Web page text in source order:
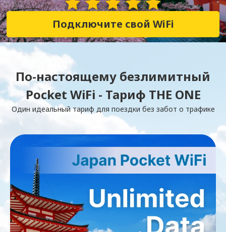
28,352 Отзывы
Подключите свой WiFi
По-настоящему безлимитный
Pocket WiFi - Тариф THE ONE
Один идеальный тариф для поездки без забот о трафике